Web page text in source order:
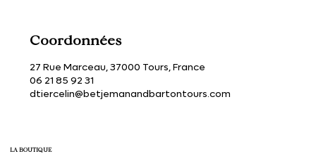
Coordonnées
27 Rue Marceau, 37000 Tours, France
06 21 85 92 31
dtiercelin@betjemanandbartontours.com
LA BOUTIQUE